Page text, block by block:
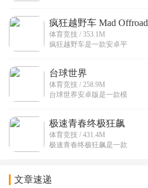
疯狂越野车 Mad Offroad
体育竞技 / 353.1M
疯狂越野车是一款安卓平
台球世界
体育竞技 / 258.9M
台球世界安卓版是一款模
极速青春终极狂飙
体育竞技 / 431.4M
极速青春终极狂飙是一款
文章速递